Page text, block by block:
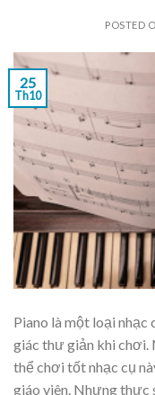
POSTED
25
Th10
Piano là một loại nhạc
giác thư giản khi chơi.
thể chơi tốt nhạc cụ
giáo viên. Nhưng thực